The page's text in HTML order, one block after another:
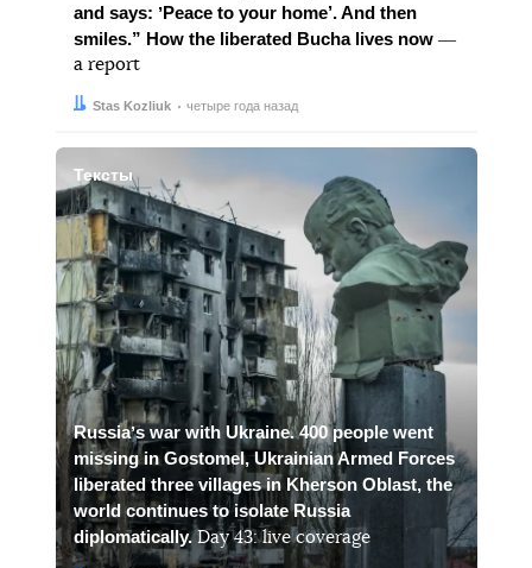
and says: ʼPeace to your home’. And then
smiles.” How the liberated Bucha lives now―
a report
Автор:
Stas Kozliuk
Дата: четыре года назад
Тексты
Russiaʼs war with Ukraine. 400 people went
missing in Gostomel, Ukrainian Armed Forces
liberated three villages in Kherson Oblast, the
world continues to isolate Russia
diplomatically.Day 43: live coverage